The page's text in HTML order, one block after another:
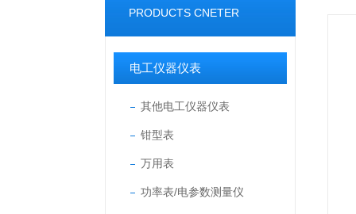
PRODUCTS CNETER
电工仪器仪表
其他电工仪器仪表
钳型表
万用表
功率表/电参数测量仪